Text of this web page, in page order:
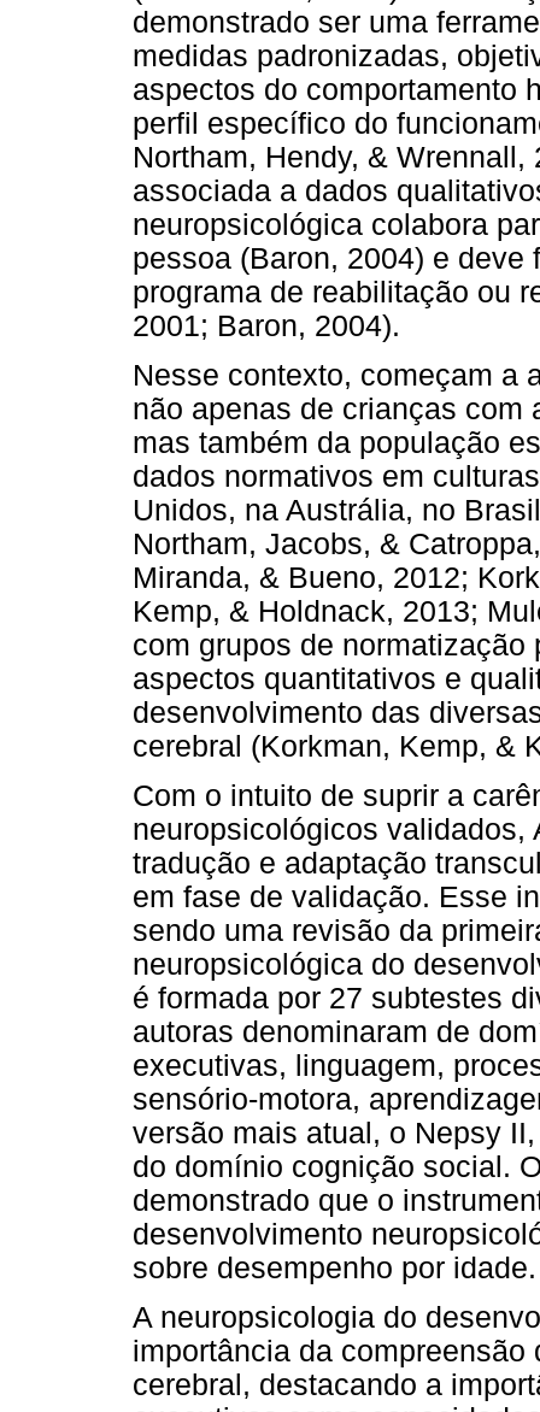
demonstrado ser uma
medidas padronizadas,
aspectos do comportamento
perfil específico do
Northam, Hendy, &
associada a dados
neuropsicológica colabora
pessoa (Baron, 2004) e deve
programa de reabilitação ou
2001; Baron, 2004).
Nesse contexto, começam a
não apenas de crianças com
mas também da população
dados normativos em
Unidos, na Austrália, no
Northam, Jacobs, &
Miranda, & Bueno, 2012;
Kemp, & Holdnack, 2013;
com grupos de
aspectos quantitativos e
desenvolvimento das
cerebral (Korkman, Kemp, &
Com o intuito de suprir a
neuropsicológicos validados,
tradução e adaptação
em fase de validação. Esse
sendo uma revisão da
neuropsicológica do
é formada por 27 subtestes
autoras denominaram de
executivas, linguagem,
sensório-motora,
versão mais atual, o Nepsy
do domínio cognição social.
demonstrado que o
desenvolvimento
sobre desempenho por idade.
A neuropsicologia do
importância da
cerebral, destacando a